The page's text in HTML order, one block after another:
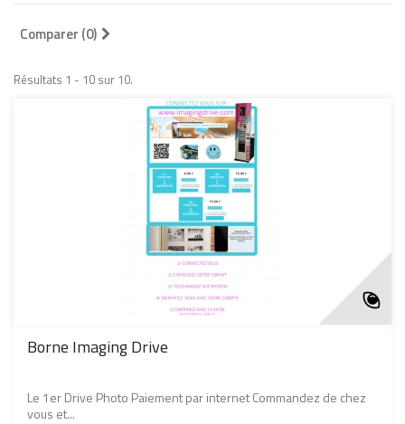
Comparer (0)
Résultats 1 - 10 sur 10.
Borne Imaging Drive
Le 1er Drive Photo Paiement par internet Commandez de chez
vous et...